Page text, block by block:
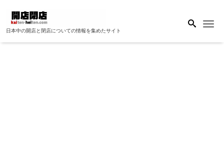
日本中の開店と閉店についての情報を集めたサイト